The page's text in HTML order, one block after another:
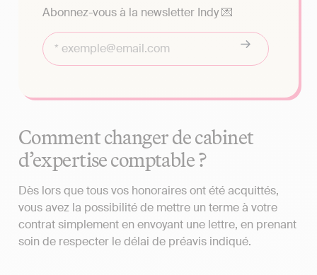
Abonnez-vous à la newsletter Indy 💌
Comment changer de cabinet
d’expertise comptable ?
Dès lors que tous vos honoraires ont été acquittés,
vous avez la possibilité de mettre un terme à votre
contrat simplement en envoyant une lettre, en prenant
soin de respecter le délai de préavis indiqué.